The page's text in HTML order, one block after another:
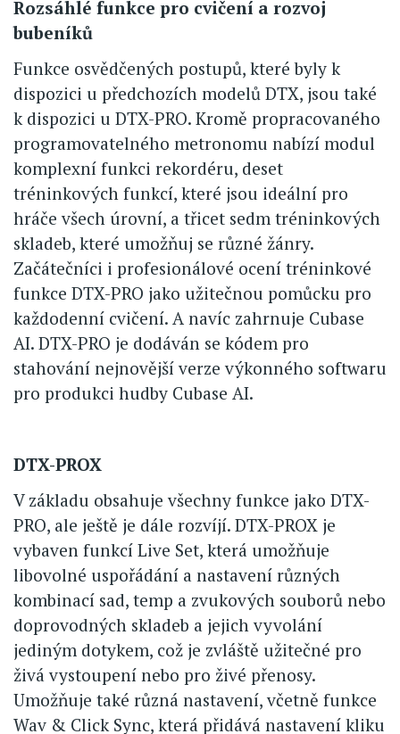
Rozsáhlé funkce pro cvičení a rozvoj
bubeníků
Funkce osvědčených postupů, které byly k
dispozici u předchozích modelů DTX, jsou také
k dispozici u DTX-PRO. Kromě propracovaného
programovatelného metronomu nabízí modul
komplexní funkci rekordéru, deset
tréninkových funkcí, které jsou ideální pro
hráče všech úrovní, a třicet sedm tréninkových
skladeb, které umožňuj se různé žánry.
Začátečníci i profesionálové ocení tréninkové
funkce DTX-PRO jako užitečnou pomůcku pro
každodenní cvičení. A navíc zahrnuje Cubase
AI. DTX-PRO je dodáván se kódem pro
stahování nejnovější verze výkonného softwaru
pro produkci hudby Cubase AI.
DTX-PROX
V základu obsahuje všechny funkce jako DTX-
PRO, ale ještě je dále rozvíjí. DTX-PROX je
vybaven funkcí Live Set, která umožňuje
libovolné uspořádání a nastavení různých
kombinací sad, temp a zvukových souborů nebo
doprovodných skladeb a jejich vyvolání
jediným dotykem, což je zvláště užitečné pro
živá vystoupení nebo pro živé přenosy.
Umožňuje také různá nastavení, včetně funkce
Wav & Click Sync, která přidává nastavení kliku